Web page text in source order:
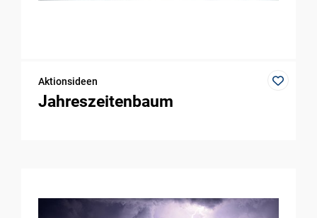
Aktionsideen
Jahreszeitenbaum